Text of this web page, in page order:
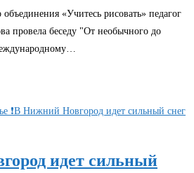
объединения «Учитесь рисовать» педагог
провела беседу "От необычного до
идет сильный